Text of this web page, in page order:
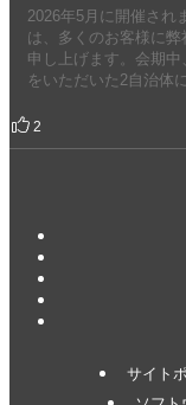
2026年5月に開催され
は、多くのお客様に
申し上げます。会期
をいただいた2自治体
2
サイト